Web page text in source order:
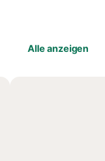
Alle anzeigen